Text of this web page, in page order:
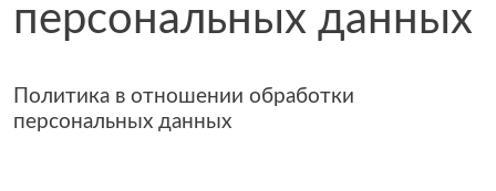
персональных данных
Политика в отношении обработки
персональных данных